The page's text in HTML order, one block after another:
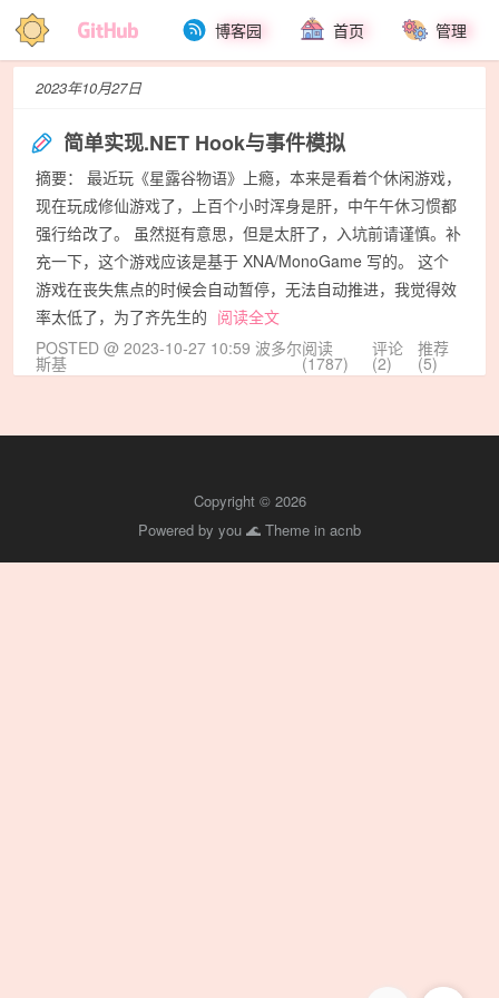
博客园 首页 管理
2023年10月27日
简单实现.NET Hook与事件模拟
摘要： 最近玩《星露谷物语》上瘾，本来是看着个休闲游戏，
现在玩成修仙游戏了，上百个小时浑身是肝，中午午休习惯都
强行给改了。 虽然挺有意思，但是太肝了，入坑前请谨慎。补
充一下，这个游戏应该是基于 XNA/MonoGame 写的。 这个
游戏在丧失焦点的时候会自动暂停，无法自动推进，我觉得效
率太低了，为了齐先生的 阅读全文
POSTED @ 2023-10-27 10:59 波多尔
斯基
阅读
(1787)
评论
(2)
推荐
(5)
Copyright © 2026
Powered by you 🌊 Theme in acnb